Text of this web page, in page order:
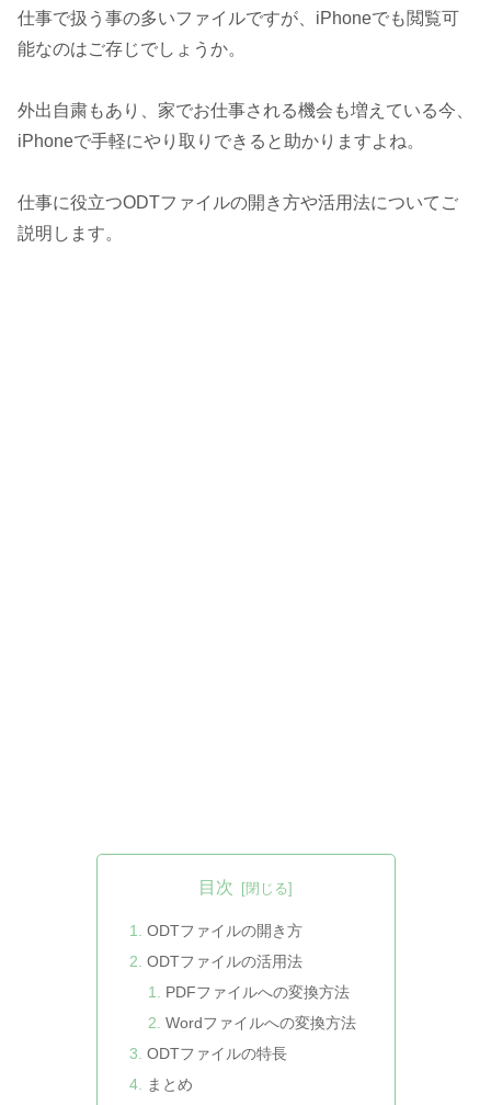
仕事で扱う事の多いファイルですが、iPhoneでも閲覧可
能なのはご存じでしょうか。
外出自粛もあり、家でお仕事される機会も増えている今、
iPhoneで手軽にやり取りできると助かりますよね。
仕事に役立つODTファイルの開き方や活用法についてご
説明します。
目次
ODTファイルの開き方
ODTファイルの活用法
PDFファイルへの変換方法
Wordファイルへの変換方法
ODTファイルの特長
まとめ